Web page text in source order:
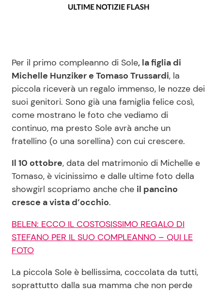
Moda e Style
Mondo Mamma
News benessere
Viaggi e Turismo
Festività
Dolci
Le Ricette in TV
Primi Piatti
Ricette Feste
Seguici
Per il primo compleanno di Sole, la figlia di
Michelle Hunziker e Tomaso Trussardi, la
piccola riceverà un regalo immenso, le nozze dei
suoi genitori. Sono già una famiglia felice così,
come mostrano le foto che vediamo di
continuo, ma presto Sole avrà anche un
fratellino (o una sorellina) con cui crescere.
Il 10 ottobre, data del matrimonio di Michelle e
Tomaso, è vicinissimo e dalle ultime foto della
showgirl scopriamo anche che il pancino
cresce a vista d’occhio.
BELEN: ECCO IL COSTOSISSIMO REGALO DI
STEFANO PER IL SUO COMPLEANNO – QUI LE
FOTO
La piccola Sole è bellissima, coccolata da tutti,
soprattutto dalla sua mamma che non perde